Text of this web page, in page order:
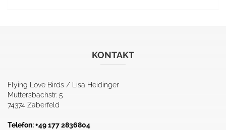
KONTAKT
Flying Love Birds / Lisa Heidinger
Muttersbachstr. 5
74374 Zaberfeld
Telefon: +49 177 2836804